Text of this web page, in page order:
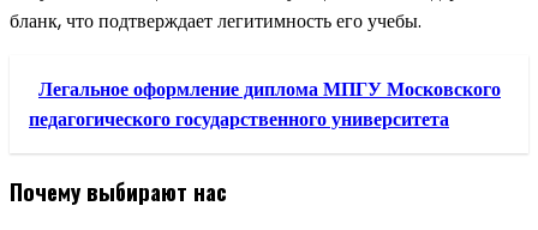
бланк, что подтверждает легитимность его учебы.
Легальное оформление диплома МПГУ Московского
педагогического государственного университета
Почему выбирают нас